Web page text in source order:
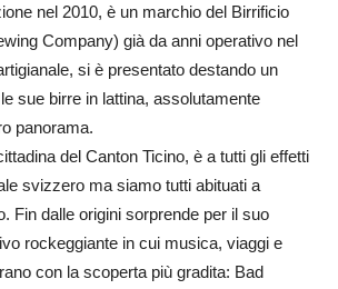
nel 2010, è un marchio del Birrificio
Company) già da anni operativo nel
si è presentato destando un
sue birre in lattina, assolutamente
panorama.
del Canton Ticino, è a tutti gli effetti
svizzero ma siamo tutti abituati a
Fin dalle origini sorprende per il suo
rockeggiante in cui musica, viaggi e
con la scoperta più gradita: Bad